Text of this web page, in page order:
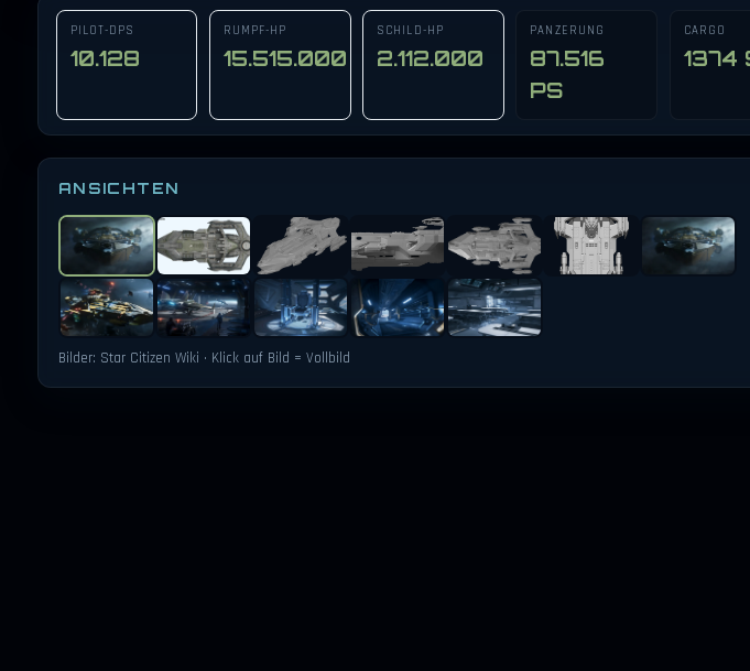
PILOT-DPS
10.128
RUMPF-HP
15.515.000
SCHILD-HP
2.112.000
PANZERUNG
87.516
PS
CARGO
1374
ANSICHTEN
Bilder: Star Citizen Wiki · Klick auf Bild = Vollbild